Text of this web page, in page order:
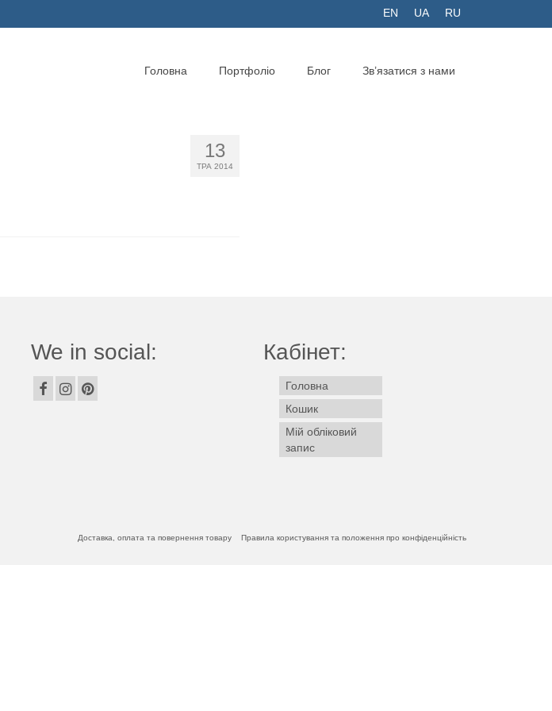
EN UA RU
Головна Портфоліо Блог Зв’язатися з нами
13
ТРА 2014
We in social: Кабінет:
Головна
Кошик
Мій обліковий
запис
Доставка, оплата та повернення товару Правила користування та положення про конфіденційність